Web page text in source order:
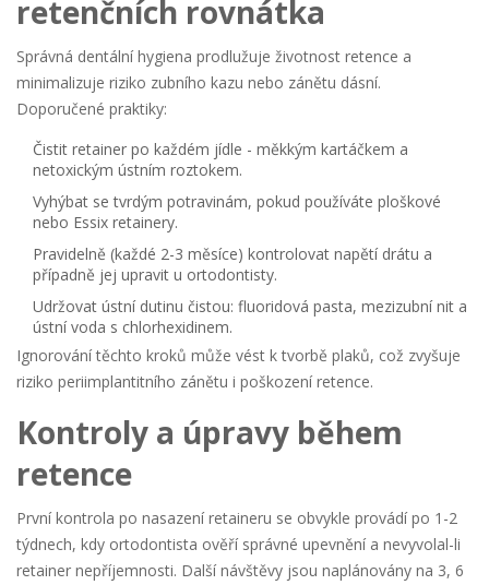
retenčních rovnátka
Správná dentální hygiena prodlužuje životnost retence a
minimalizuje riziko zubního kazu nebo zánětu dásní.
Doporučené praktiky:
Čistit retainer po každém jídle - měkkým kartáčkem a
netoxickým ústním roztokem.
Vyhýbat se tvrdým potravinám, pokud používáte ploškové
nebo Essix retainery.
Pravidelně (každé 2-3 měsíce) kontrolovat napětí drátu a
případně jej upravit u ortodontisty.
Udržovat ústní dutinu čistou: fluoridová pasta, mezizubní nit a
ústní voda s chlorhexidinem.
Ignorování těchto kroků může vést k tvorbě plaků, což zvyšuje
riziko periimplantitního zánětu i poškození retence.
Kontroly a úpravy během
retence
První kontrola po nasazení retaineru se obvykle provádí po 1-2
týdnech, kdy ortodontista ověří správné upevnění a nevyvolal-li
retainer nepříjemnosti. Další návštěvy jsou naplánovány na 3, 6